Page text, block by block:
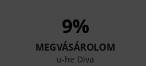
9%
MEGVÁSÁROLOM
u-he Diva